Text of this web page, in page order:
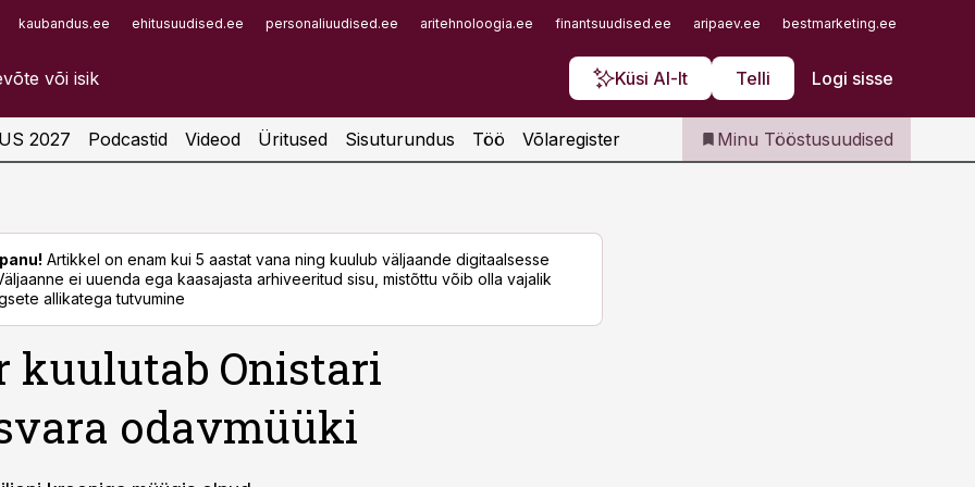
kaubandus.ee ehitusuudised.ee personaliuudised.ee aritehnoloogia.ee finantsuudised.ee aripaev.ee bestmarketing.ee
Küsi AI-lt Telli Logi sisse
Infopank
Iseteenindus
Telli Tööstusuudised
2027 Podcastid Videod Üritused Sisuturundus Töö Võlaregister Minu Tööstusuudised
Artikkel on enam kui 5 aastat vana ning kuulub väljaande digitaalsesse
ei uuenda ega kaasajasta arhiveeritud sisu, mistõttu võib olla vajalik
allikatega tutvumine
kuulutab Onistari
odavmüüki